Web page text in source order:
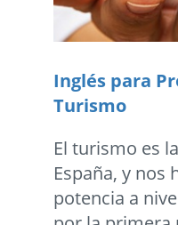
Inglés para
Turismo
El turismo es
España, y nos
potencia a